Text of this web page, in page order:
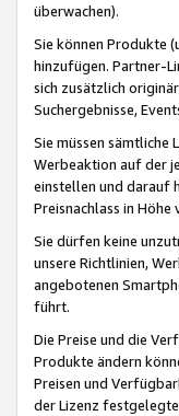
überwachen).
Sie können Produkte
hinzufügen. Partner-
sich zusätzlich
Suchergebnisse,
Sie müssen
Werbeaktion auf der
einstellen und darauf
Preisnachlass in
Sie dürfen keine
unsere Richtlinien,
angebotenen
führt.
Die Preise und die
Produkte ändern
Preisen und
der Lizenz